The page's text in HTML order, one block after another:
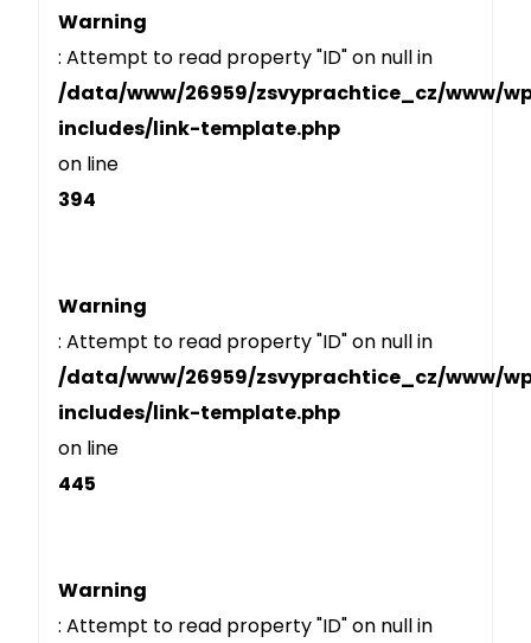
Warning
: Attempt to read property "ID" on null in
/data/www/26959/zsvyprachtice_cz/www/
includes/link-template.php
on line
394
Warning
: Attempt to read property "ID" on null in
/data/www/26959/zsvyprachtice_cz/www/
includes/link-template.php
on line
445
Warning
: Attempt to read property "ID" on null in